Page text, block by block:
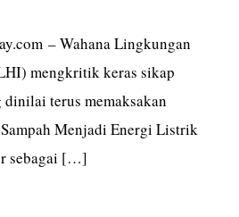
– Wahana Lingkungan
mengkritik keras sikap
terus memaksakan
Menjadi Energi Listrik
sebagai […]